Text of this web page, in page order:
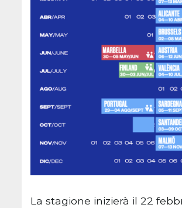
La stagione inizierà il 22